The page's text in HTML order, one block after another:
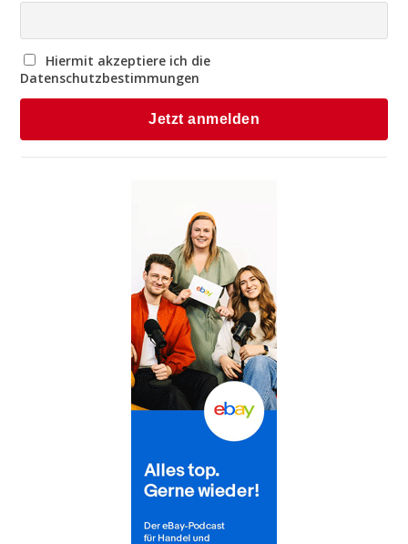
Hiermit akzeptiere ich die
Datenschutzbestimmungen